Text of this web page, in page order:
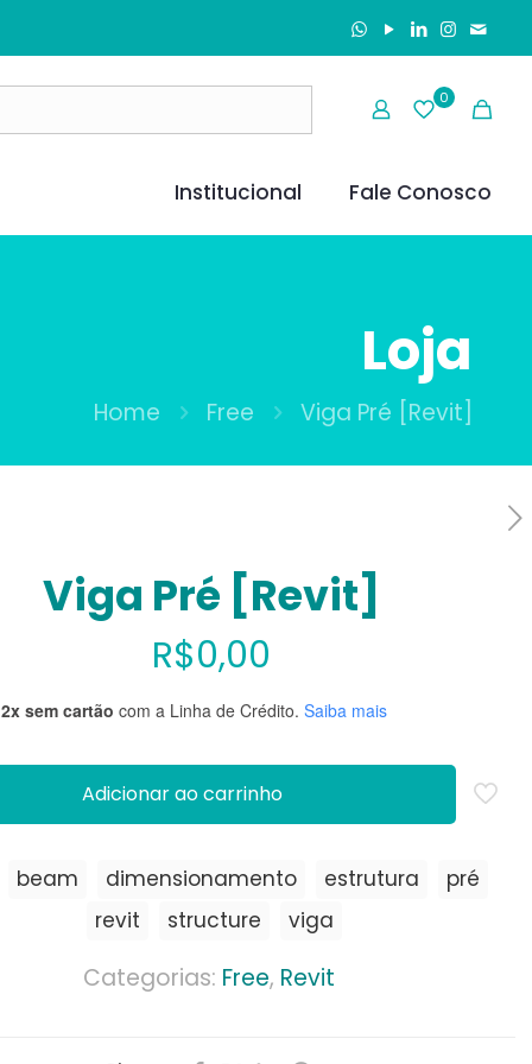
0
Institucional Fale Conosco
Loja
Home Free Viga Pré [Revit]
Viga Pré [Revit]
R$0,00
sem cartão com a Linha de Crédito. Saiba mais
Adicionar ao carrinho
Categorias: Free, Revit
beam dimensionamento estrutura
pré
revit
structure viga